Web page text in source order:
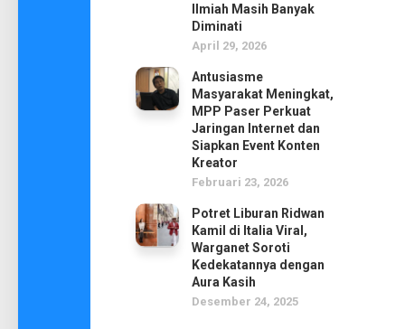
Ilmiah Masih Banyak
Diminati
April 29, 2026
Antusiasme
Masyarakat Meningkat,
MPP Paser Perkuat
Jaringan Internet dan
Siapkan Event Konten
Kreator
Februari 23, 2026
Potret Liburan Ridwan
Kamil di Italia Viral,
Warganet Soroti
Kedekatannya dengan
Aura Kasih
Desember 24, 2025